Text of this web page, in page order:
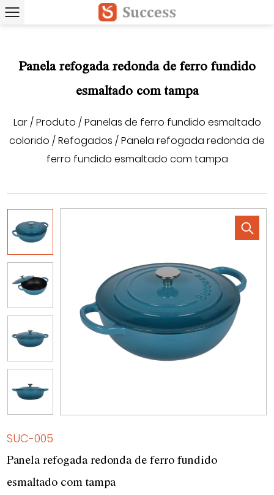
Panela refogada redonda de ferro fundido
esmaltado com tampa
Lar/Produto /Panelas de ferro fundido esmaltado
colorido /Refogados /Panela refogada redonda de
ferro fundido esmaltado com tampa
SUC-005
Panela refogada redonda de ferro fundido
esmaltado com tampa